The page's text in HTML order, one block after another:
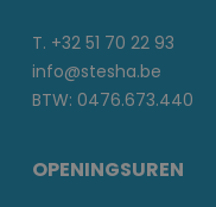
T. +32 51 70 22 93
info@stesha.be
BTW: 0476.673.440
OPENINGSUREN